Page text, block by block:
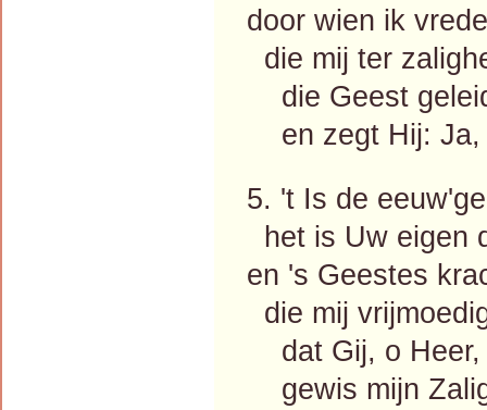
door wien ik
die mij ter
die Geest
en zegt Hij: Ja,
5. 't Is de
het is Uw eigen
en 's Geestes
die mij
dat Gij, o Heer,
gewis mijn